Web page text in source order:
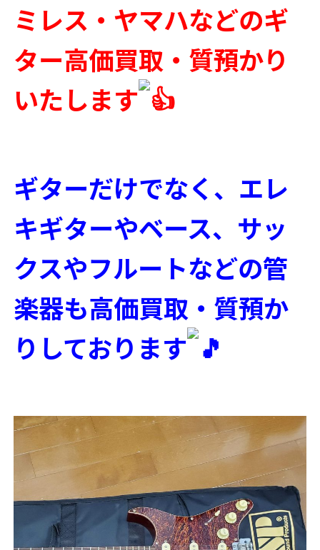
ミレス・ヤマハなどのギ
ター高価買取・質預かり
いたします
ギターだけでなく、エレ
キギターやベース、サッ
クスやフルートなどの管
楽器も高価買取・質預か
りしております